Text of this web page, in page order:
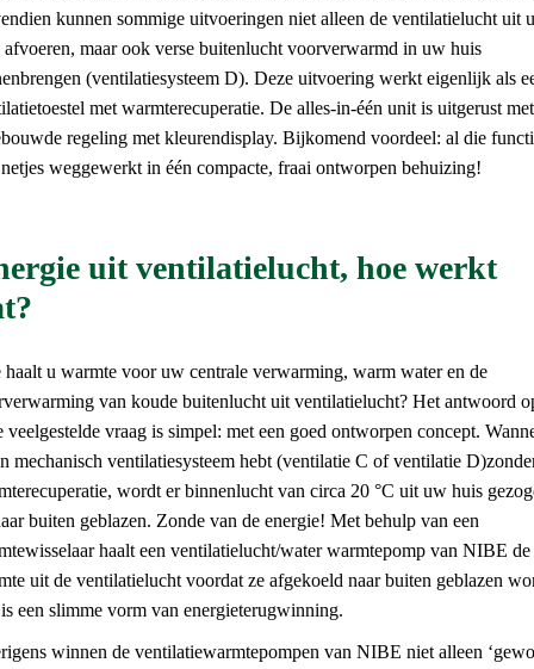
kunnen sommige uitvoeringen niet alleen de ventilatielucht uit
afvoeren, maar ook verse buitenlucht voorverwarmd in uw huis
(ventilatiesysteem D). Deze uitvoering werkt eigenlijk als
met warmterecuperatie. De alles-in-één unit is uitgerust
regeling met kleurendisplay. Bijkomend voordeel: al die
weggewerkt in één compacte, fraai ontworpen behuizing!
uit ventilatielucht, hoe werkt
haalt u warmte voor uw centrale verwarming, warm water en de
van koude buitenlucht uit ventilatielucht? Het antwoord
veelgestelde vraag is simpel: met een goed ontworpen concept.
mechanisch ventilatiesysteem hebt (ventilatie C of ventilatie
wordt er binnenlucht van circa 20 °C uit uw huis
buiten geblazen. Zonde van de energie! Met behulp van een
haalt een ventilatielucht/water warmtepomp van NIBE de
uit de ventilatielucht voordat ze afgekoeld naar buiten geblazen
een slimme vorm van energieterugwinning.
winnen de ventilatiewarmtepompen van NIBE niet alleen